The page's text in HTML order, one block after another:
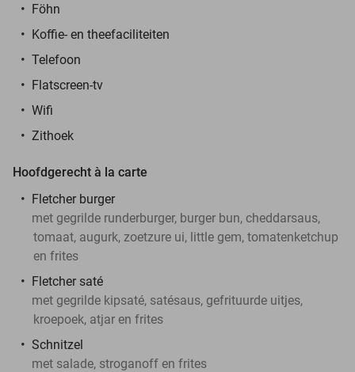
Föhn
Koffie- en theefaciliteiten
Telefoon
Flatscreen-tv
Wifi
Zithoek
Hoofdgerecht à la carte
Fletcher burger
met gegrilde runderburger, burger bun, cheddarsaus,
tomaat, augurk, zoetzure ui, little gem, tomatenketchup
en frites
Fletcher saté
met gegrilde kipsaté, satésaus, gefrituurde uitjes,
kroepoek, atjar en frites
Schnitzel
met salade, stroganoff en frites